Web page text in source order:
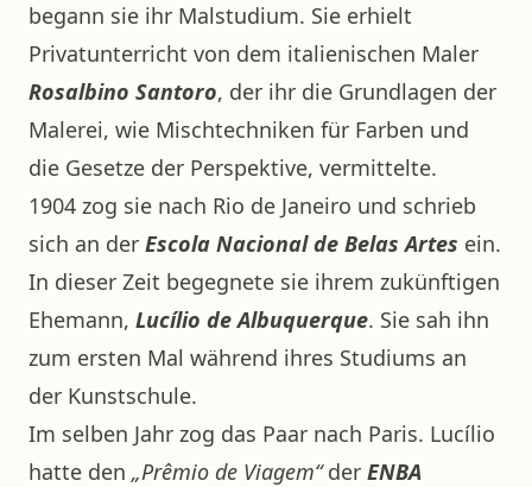
begann sie ihr Malstudium. Sie erhielt
Privatunterricht von dem italienischen Maler
Rosalbino Santoro, der ihr die Grundlagen der
Malerei, wie Mischtechniken für Farben und
die Gesetze der Perspektive, vermittelte.
1904 zog sie nach Rio de Janeiro und schrieb
sich an der Escola Nacional de Belas Artes ein.
In dieser Zeit begegnete sie ihrem zukünftigen
Ehemann, Lucílio de Albuquerque. Sie sah ihn
zum ersten Mal während ihres Studiums an
der Kunstschule.
Im selben Jahr zog das Paar nach Paris. Lucílio
hatte den „Prêmio de Viagem“der ENBA